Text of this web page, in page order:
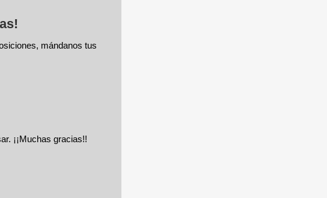
mándanos tus
¡¡Muchas gracias!!